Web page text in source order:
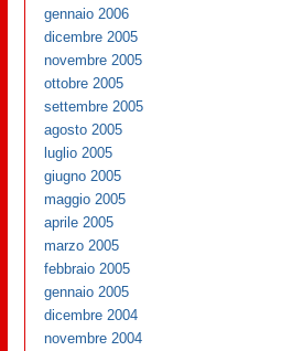
gennaio 2006
dicembre 2005
novembre 2005
ottobre 2005
settembre 2005
agosto 2005
luglio 2005
giugno 2005
maggio 2005
aprile 2005
marzo 2005
febbraio 2005
gennaio 2005
dicembre 2004
novembre 2004